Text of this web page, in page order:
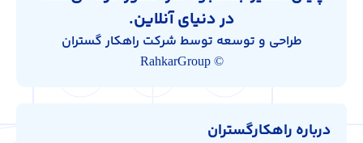
در دنیای آنلاین.
طراحی و توسعه توسط شرکت راهکار گستران
© RahkarGroup
درباره راهکارگستران